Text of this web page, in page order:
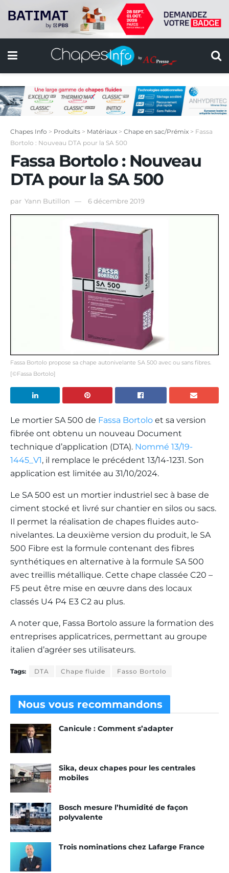
Chapes Info > Produits > Matériaux > Chape en sac/Prémix > Fassa
Bortolo : Nouveau DTA pour la SA 500
Fassa Bortolo : Nouveau
DTA pour la SA 500
par Yann Butillon 6 décembre 2019
Fassa Bortolo propose sa chape autonivelante SA 500 avec ou sans fibres.
[©Fassa Bortolo]
Le mortier SA 500 de Fassa Bortolo et sa version
fibrée ont obtenu un nouveau Document
technique d’application (DTA). Nommé 13/19-
1445_V1, il remplace le précédent 13/14-1231. Son
application est limitée au 31/10/2024.
Le SA 500 est un mortier industriel sec à base de
ciment stocké et livré sur chantier en silos ou sacs.
Il permet la réalisation de chapes fluides auto-
nivelantes. La deuxième version du produit, le SA
500 Fibre est la formule contenant des fibres
synthétiques en alternative à la formule SA 500
avec treillis métallique. Cette chape classée C20 –
F5 peut être mise en œuvre dans des locaux
classés U4 P4 E3 C2 au plus.
A noter que, Fassa Bortolo assure la formation des
entreprises applicatrices, permettant au groupe
italien d’agréer ses utilisateurs.
Tags: DTA Chape fluide Fasso Bortolo
Nous vous recommandons
Canicule : Comment s’adapter
Sika, deux chapes pour les centrales
mobiles
Bosch mesure l’humidité de façon
polyvalente
Trois nominations chez Lafarge France